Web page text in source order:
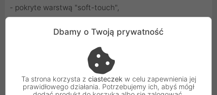
- pokryte warstwą "soft-touch",
- unikalny i nowoczesny design,
- zastosowanie w nowoczesnych i ekskluzywnych
Uwaga: Montaż / demontaż produktów powinien być
Dbamy o Twoją prywatność
Ta strona korzysta z ciasteczek w celu zapewnienia jej
prawidłowego działania. Potrzebujemy ich, abyś mógł